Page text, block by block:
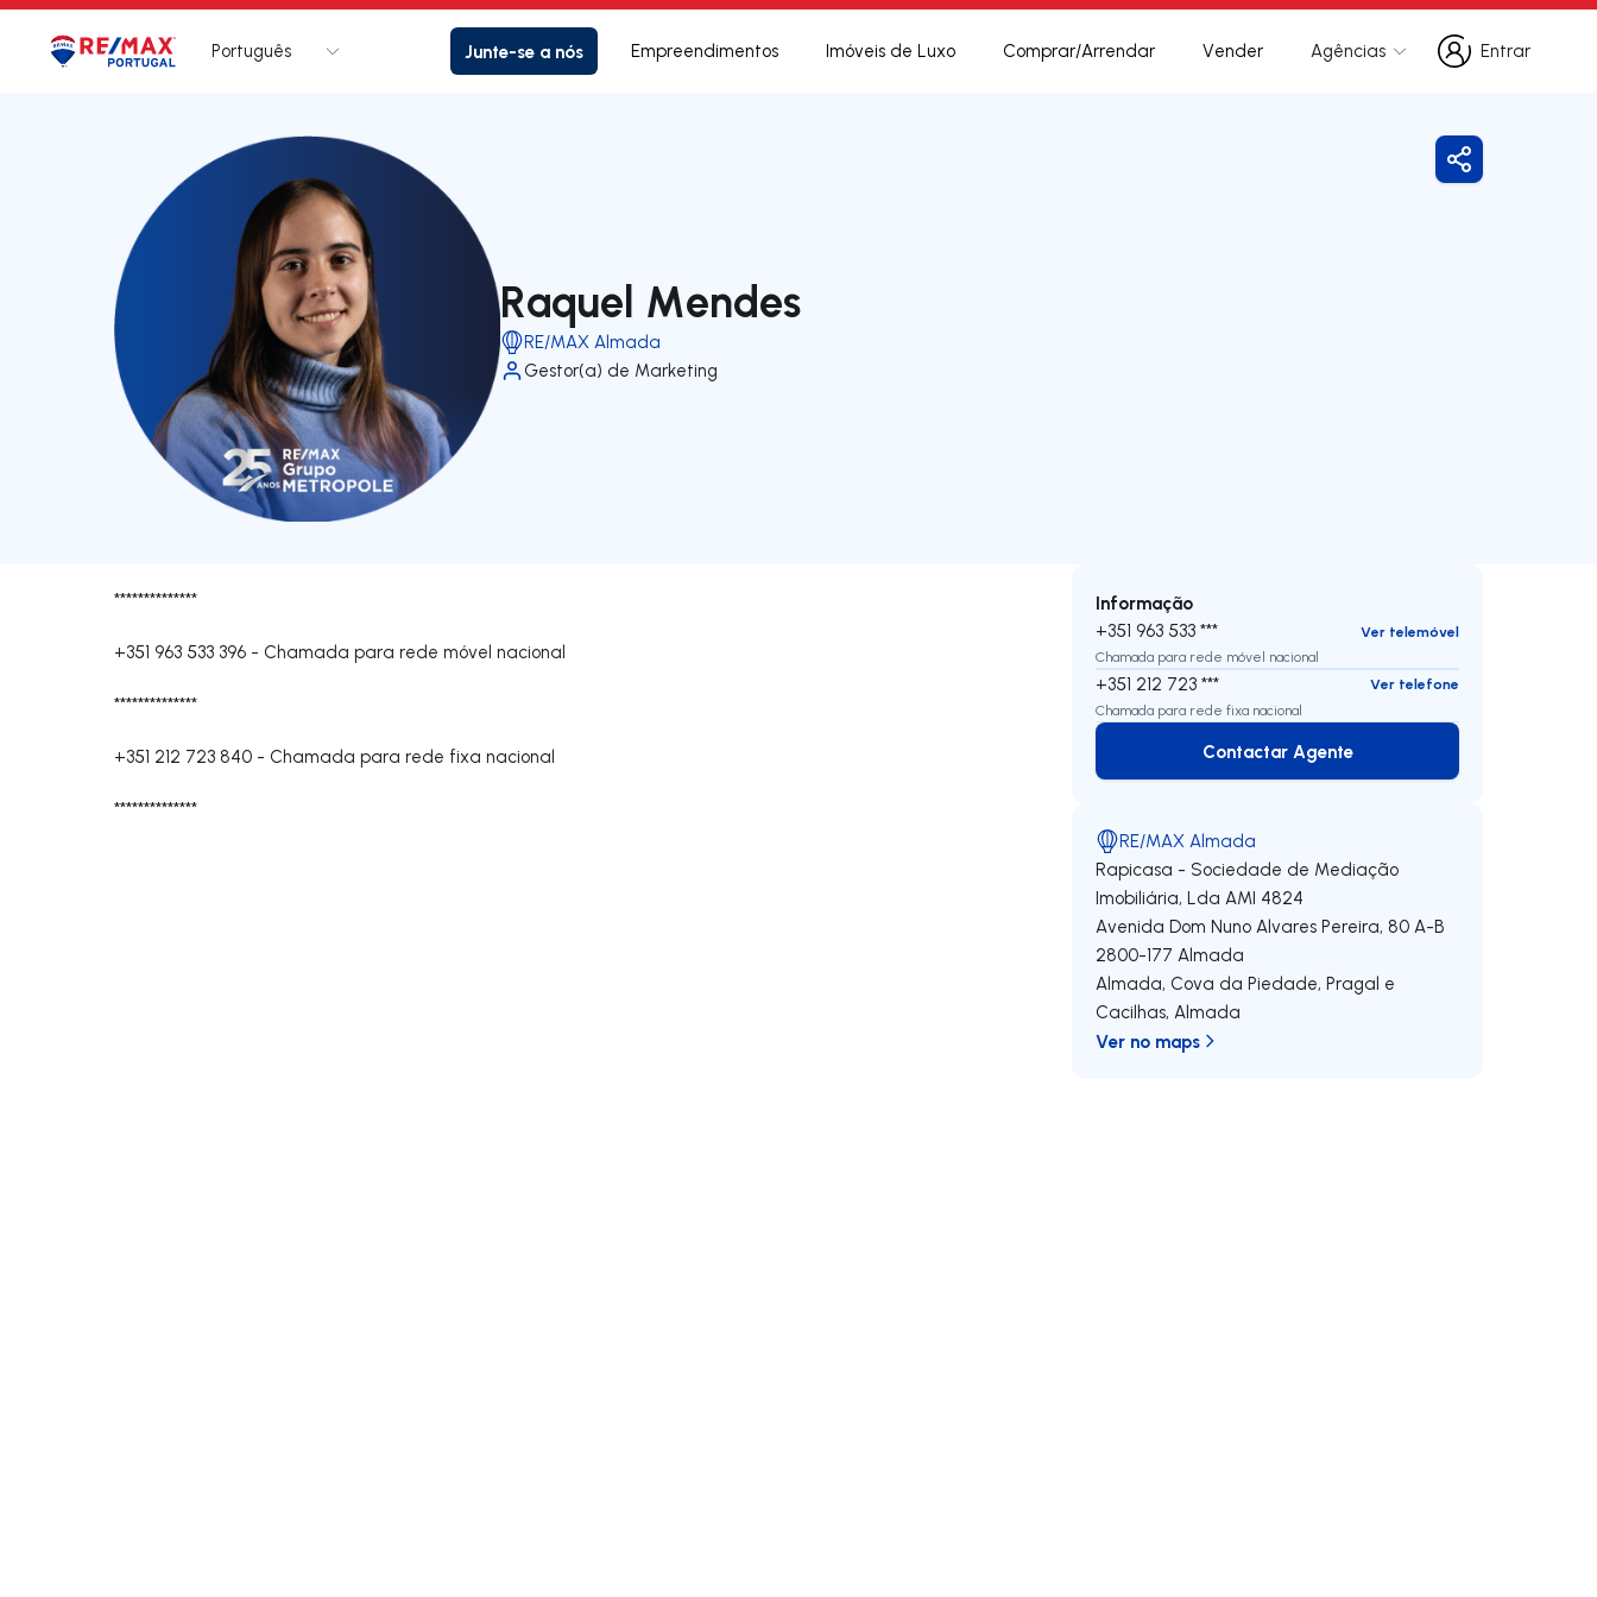
Logo Ir para página inicial
Português Junte-se a nós Empreendimentos Imóveis de Luxo Comprar/Arrendar Vender Agências
Entrar
Entrar
Raquel Mendes
RE/MAX Almada
Gestor(a) de Marketing
Partilhar
**************
+351 963 533 396 - Chamada para rede móvel nacional
**************
+351 212 723 840 - Chamada para rede fixa nacional
**************
Informação
+351 963 533 ***
Ver telemóvel
Chamada para rede móvel nacional
+351 212 723 ***
Ver telefone
Chamada para rede fixa nacional
Contactar Agente
Contactar Agente
RE/MAX Almada
Rapicasa - Sociedade de Mediação
Imobiliária, Lda AMI 4824
Avenida Dom Nuno Alvares Pereira, 80 A-B
2800-177 Almada
Almada, Cova da Piedade, Pragal e
Cacilhas,Almada
Ver no maps